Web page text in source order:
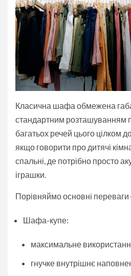
Класична шафа обмежена
стандартним розташуванням
багатьох речей цього цілком
якщо говорити про дитячі
спальні, де потрібно просто
іграшки.
Порівняймо основні переваги
Шафа-купе:
максимальне
гнучке внутрішнє